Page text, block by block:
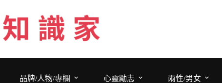
至
主
要
品牌/人物/專欄
心靈勵志 兩性/男女